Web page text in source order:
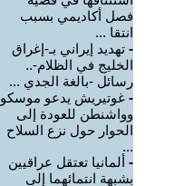
فصل أكاديمي بسبب
انتقا ...
- تهديد إيراني بـ-إغراق
الخليج في الظلام-..
رسائل -بالغة الجدي ...
- غوتيريش يدعو موسكو
وواشنطن للعودة إلى
الحوار حول نزع السلاح
...
- ألمانيا تعتقل عراقيين
بشبهة انتمائهما إلى